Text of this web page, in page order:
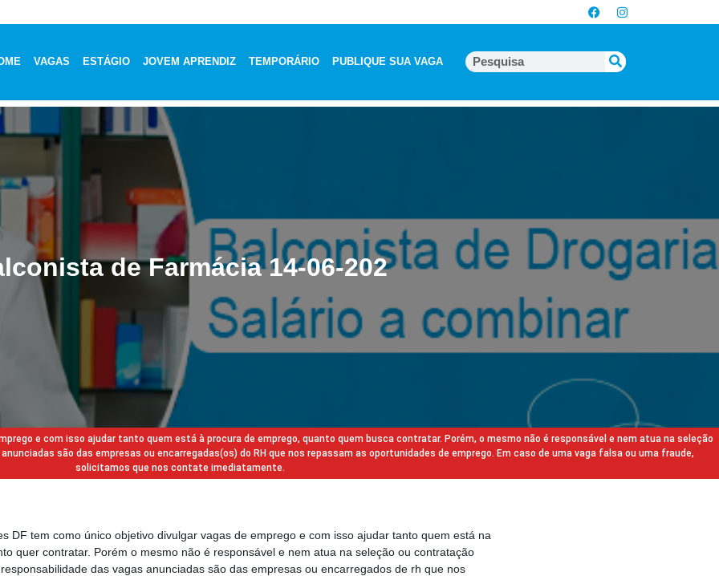
VAGAS ESTÁGIO JOVEM APRENDIZ TEMPORÁRIO PUBLIQUE SUA VAGA
de Farmácia 14-06-202
e com isso ajudar tanto quem está à procura de emprego, quanto quem busca contratar. Porém, o mesmo não é responsável e nem atua na seleção
são das empresas ou encarregadas(os) do RH que nos repassam as oportunidades de emprego. Em caso de uma vaga falsa ou uma fraude,
solicitamos que nos contate imediatamente.
DF tem como único objetivo divulgar vagas de emprego e com isso ajudar tanto quem está na
quer contratar. Porém o mesmo não é responsável e nem atua na seleção ou contratação
das vagas anunciadas são das empresas ou encarregados de rh que nos